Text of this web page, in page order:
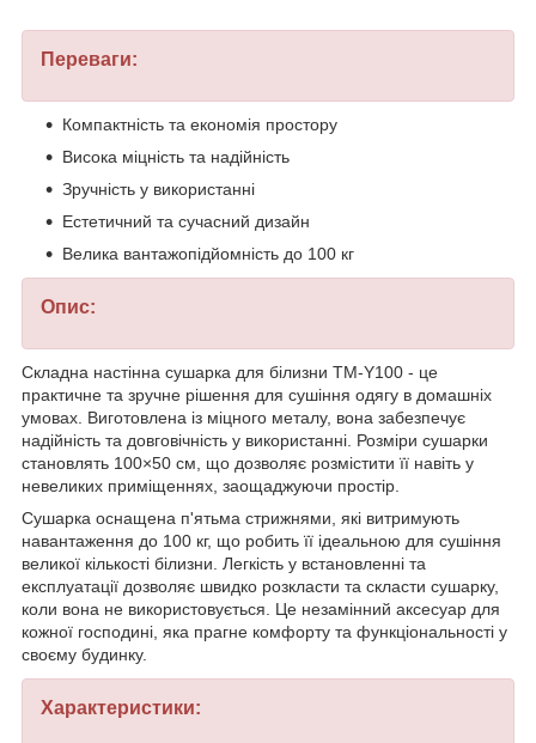
Переваги:
Компактність та економія простору
Висока міцність та надійність
Зручність у використанні
Естетичний та сучасний дизайн
Велика вантажопідйомність до 100 кг
Опис:
Складна настінна сушарка для білизни TM-Y100 - це
практичне та зручне рішення для сушіння одягу в домашніх
умовах. Виготовлена із міцного металу, вона забезпечує
надійність та довговічність у використанні. Розміри сушарки
становлять 100×50 см, що дозволяє розмістити її навіть у
невеликих приміщеннях, заощаджуючи простір.
Сушарка оснащена п'ятьма стрижнями, які витримують
навантаження до 100 кг, що робить її ідеальною для сушіння
великої кількості білизни. Легкість у встановленні та
експлуатації дозволяє швидко розкласти та скласти сушарку,
коли вона не використовується. Це незамінний аксесуар для
кожної господині, яка прагне комфорту та функціональності у
своєму будинку.
Характеристики: